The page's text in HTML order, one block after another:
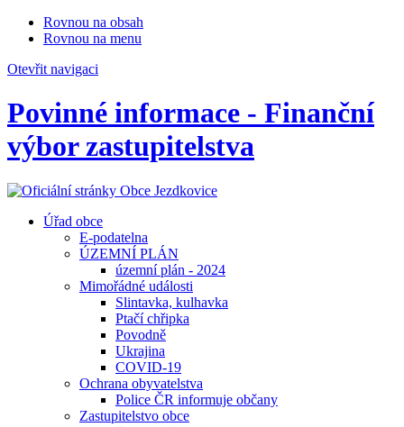
Rovnou na obsah
Rovnou na menu
Otevřit navigaci
Povinné informace - Finanční
výbor zastupitelstva
Úřad obce
E-podatelna
ÚZEMNÍ PLÁN
územní plán - 2024
Mimořádné události
Slintavka, kulhavka
Ptačí chřipka
Povodně
Ukrajina
COVID-19
Ochrana obyvatelstva
Police ČR informuje občany
Zastupitelstvo obce